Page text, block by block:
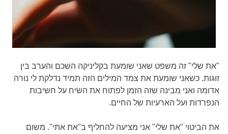
"את שלי" זה משפט שאני שומעת בקליניקה השכם והערב בין
זוגות. כשאני שומעת את צמד המילים הזה תמיד נדלקת לי נורה
אדומה ואני מבינה שזה הזמן לפתוח את השיח על חשיבות
הנפרדות ועל הארעיות של החיים.
את הביטוי "את שלי" אני מציעה להחליף ב"את אתי". משום